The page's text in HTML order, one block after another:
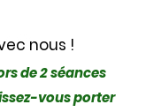
nous !
de 2 séances
vous porter